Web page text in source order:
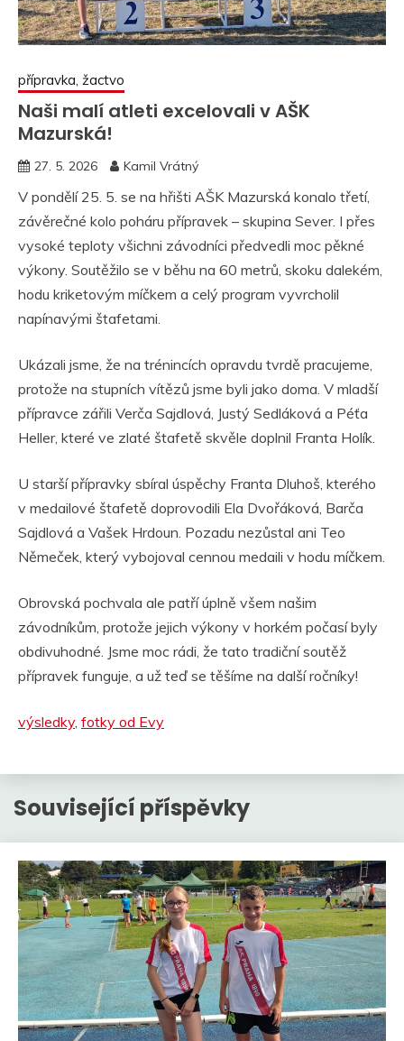
přípravka, žactvo
Naši malí atleti excelovali v AŠK
Mazurská!
27. 5. 2026 Kamil Vrátný
V pondělí 25. 5. se na hřišti AŠK Mazurská konalo třetí,
závěrečné kolo poháru přípravek – skupina Sever. I přes
vysoké teploty všichni závodníci předvedli moc pěkné
výkony. Soutěžilo se v běhu na 60 metrů, skoku dalekém,
hodu kriketovým míčkem a celý program vyvrcholil
napínavými štafetami.
Ukázali jsme, že na trénincích opravdu tvrdě pracujeme,
protože na stupních vítězů jsme byli jako doma. V mladší
přípravce zářili Verča Sajdlová, Justý Sedláková a Péťa
Heller, které ve zlaté štafetě skvěle doplnil Franta Holík.
U starší přípravky sbíral úspěchy Franta Dluhoš, kterého
v medailové štafetě doprovodili Ela Dvořáková, Barča
Sajdlová a Vašek Hrdoun. Pozadu nezůstal ani Teo
Němeček, který vybojoval cennou medaili v hodu míčkem.
Obrovská pochvala ale patří úplně všem našim
závodníkům, protože jejich výkony v horkém počasí byly
obdivuhodné. Jsme moc rádi, že tato tradiční soutěž
přípravek funguje, a už teď se těšíme na další ročníky!
výsledky, fotky od Evy
Související příspěvky